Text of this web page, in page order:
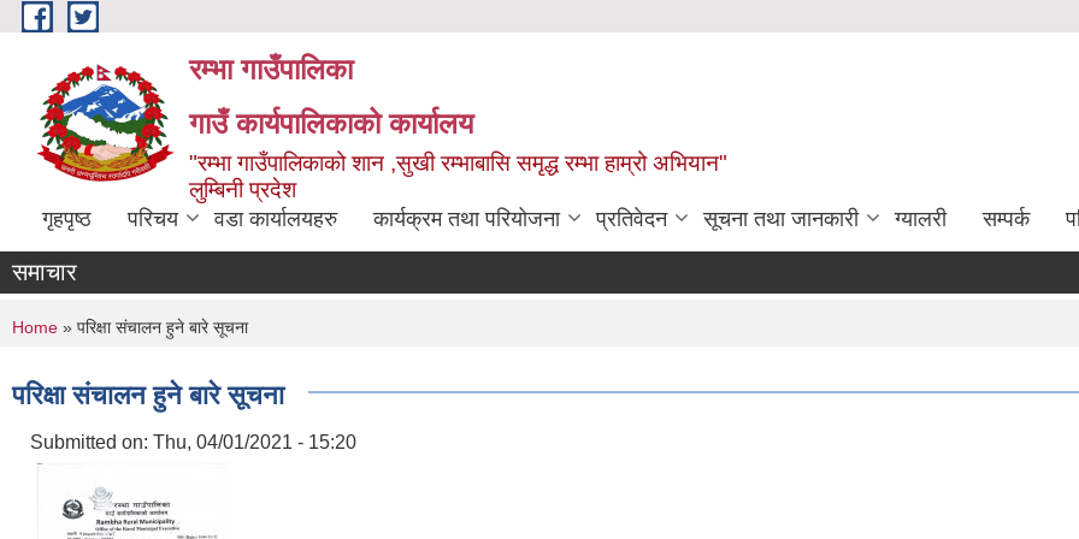
Skip to main content
रम्भा गाउँपालिका
गाउँ कार्यपालिकाको कार्यालय
"रम्भा गाउँपालिकाको शान ,सुखी रम्भाबासि समृद्ध रम्भा हाम्रो अभियान"
लुम्बिनी प्रदेश
गृहपृष्ठ परिचय वडा कार्यालयहरु कार्यक्रम तथा परियोजना प्रतिवेदन सूचना तथा जानकारी ग्यालरी सम्पर्क
समाचार
You are here
Home » परिक्षा संचालन हुने बारे सूचना
परिक्षा संचालन हुने बारे सूचना
Submitted on: Thu, 04/01/2021 - 15:20